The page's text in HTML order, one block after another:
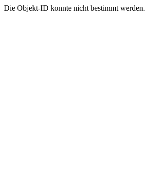
Die Objekt-ID konnte nicht bestimmt werden.